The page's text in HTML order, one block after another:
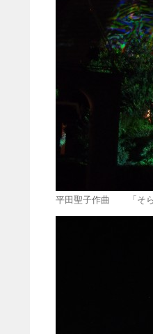
平田聖子作曲 「そ